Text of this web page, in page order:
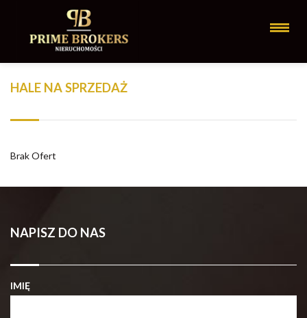
HALE NA SPRZEDAŻ
Brak Ofert
NAPISZ DO NAS
IMIĘ